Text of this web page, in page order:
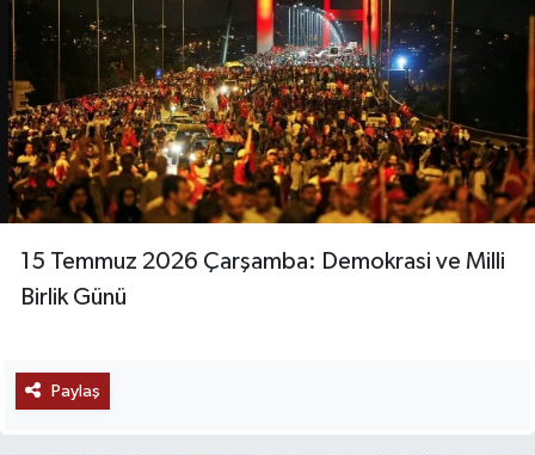
15 Temmuz 2026 Çarşamba: Demokrasi ve Milli
Birlik Günü
Paylaş